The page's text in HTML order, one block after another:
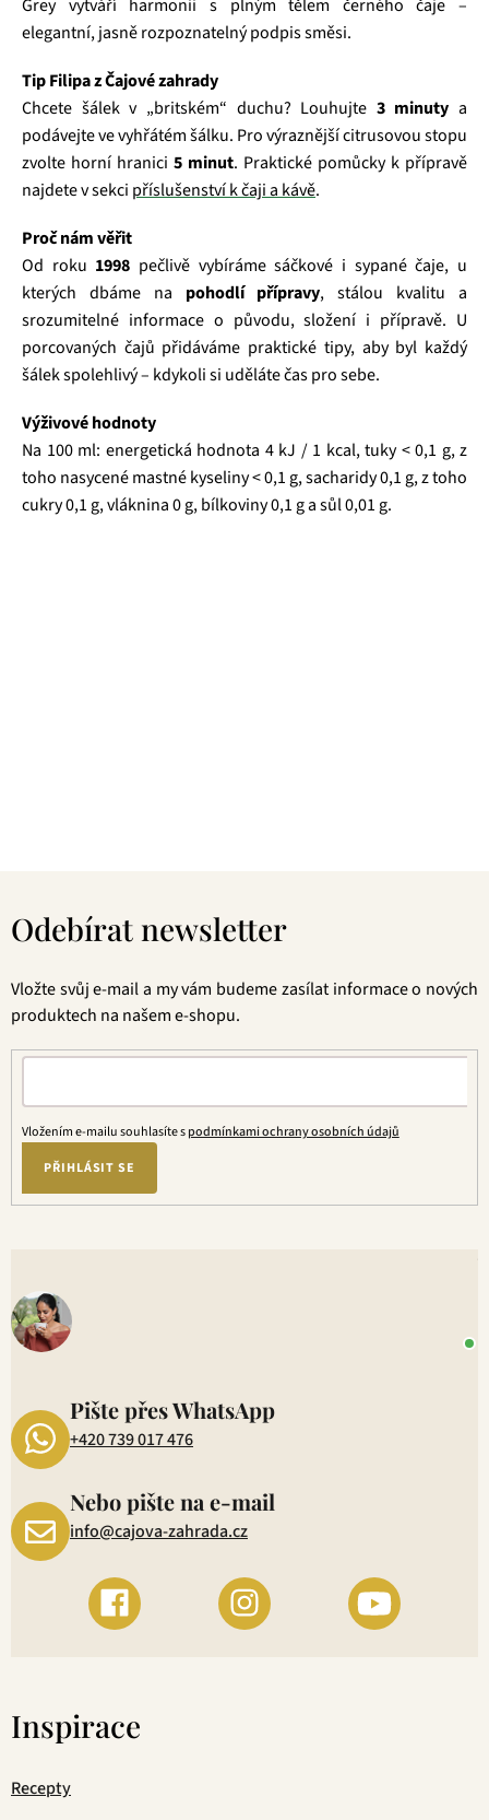
Grey vytváří harmonii s plným tělem černého čaje –
elegantní, jasně rozpoznatelný podpis směsi.
Tip Filipa z Čajové zahrady
Chcete šálek v „britském“ duchu? Louhujte 3 minuty a
podávejte ve vyhřátém šálku. Pro výraznější citrusovou stopu
zvolte horní hranici 5 minut. Praktické pomůcky k přípravě
najdete v sekci příslušenství k čaji a kávě.
Proč nám věřit
Od roku 1998 pečlivě vybíráme sáčkové i sypané čaje, u
kterých dbáme na pohodlí přípravy, stálou kvalitu a
srozumitelné informace o původu, složení i přípravě. U
porcovaných čajů přidáváme praktické tipy, aby byl každý
šálek spolehlivý – kdykoli si uděláte čas pro sebe.
Výživové hodnoty
Na 100 ml: energetická hodnota 4 kJ / 1 kcal, tuky < 0,1 g, z
toho nasycené mastné kyseliny < 0,1 g, sacharidy 0,1 g, z toho
cukry 0,1 g, vláknina 0 g, bílkoviny 0,1 g a sůl 0,01 g.
Odebírat newsletter
Vložte svůj e-mail a my vám budeme zasílat informace o nových
produktech na našem e-shopu.
Vložením e-mailu souhlasíte spodmínkami ochrany osobních údajů
PŘIHLÁSIT SE
Pište přes WhatsApp
+420 739 017 476
Nebo pište na e-mail
info@cajova-zahrada.cz
Inspirace
Recepty